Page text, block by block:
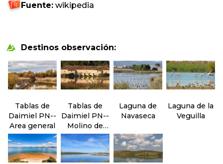
Fuente: wikipedia
Destinos observación:
Tablas de
Daimiel PN--
Area general
Tablas de
Daimiel PN--
Molino de
Molemocho
Laguna de
Navaseca
Laguna de la
Veguilla